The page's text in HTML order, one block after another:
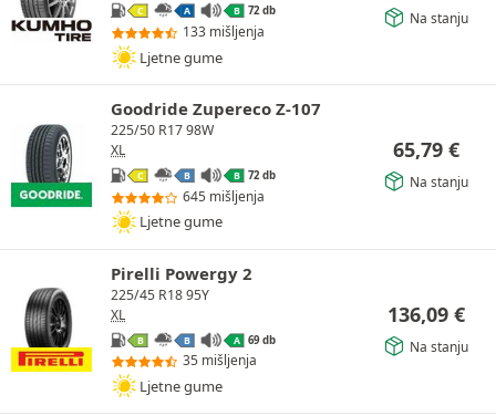
C A B 72 db
133 mišljenja
Ljetne gume
Na stanju
Goodride Zupereco Z-107
225/50 R17 98W
XL
C B B 72 db
645 mišljenja
Ljetne gume
65,79 €
Na stanju
Pirelli Powergy 2
225/45 R18 95Y
XL
B B A 69 db
35 mišljenja
Ljetne gume
136,09 €
Na stanju